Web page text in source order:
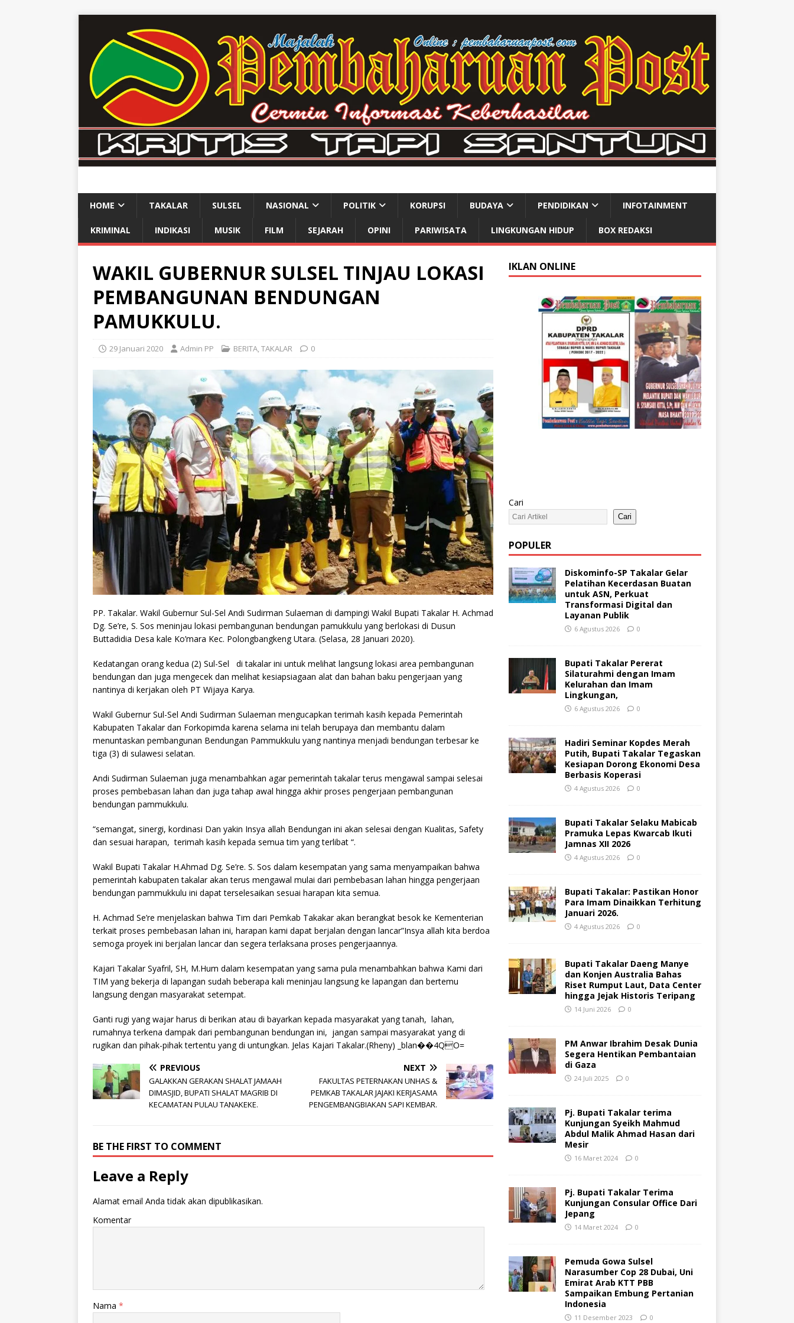
HOME TAKALAR SULSEL NASIONAL POLITIK KORUPSI BUDAYA PENDIDIKAN INFOTAINMENT
KRIMINAL INDIKASI MUSIK FILM SEJARAH OPINI PARIWISATA LINGKUNGAN HIDUP BOX REDAKSI
WAKIL GUBERNUR SULSEL TINJAU LOKASI
PEMBANGUNAN BENDUNGAN
PAMUKKULU.
29 Januari 2020 Admin PP BERITA TAKALAR 0
PP. Takalar. Wakil Gubernur Sul-Sel Andi Sudirman Sulaeman di dampingi Wakil Bupati Takalar H. Achmad
Dg. Se’re, S. Sos meninjau lokasi pembangunan bendungan pamukkulu yang berlokasi di Dusun
Buttadidia Desa kale Ko’mara Kec. Polongbangkeng Utara. (Selasa, 28 Januari 2020).
Kedatangan orang kedua (2) Sul-Sel di takalar ini untuk melihat langsung lokasi area pembangunan
bendungan dan juga mengecek dan melihat kesiapsiagaan alat dan bahan baku pengerjaan yang
nantinya di kerjakan oleh PT Wijaya Karya.
Wakil Gubernur Sul-Sel Andi Sudirman Sulaeman mengucapkan terimah kasih kepada Pemerintah
Kabupaten Takalar dan Forkopimda karena selama ini telah berupaya dan membantu dalam
menuntaskan pembangunan Bendungan Pammukkulu yang nantinya menjadi bendungan terbesar ke
tiga (3) di sulawesi selatan.
Andi Sudirman Sulaeman juga menambahkan agar pemerintah takalar terus mengawal sampai selesai
proses pembebasan lahan dan juga tahap awal hingga akhir proses pengerjaan pembangunan
bendungan pammukkulu.
“semangat, sinergi, kordinasi Dan yakin Insya allah Bendungan ini akan selesai dengan Kualitas, Safety
dan sesuai harapan, terimah kasih kepada semua tim yang terlibat “.
Wakil Bupati Takalar H.Ahmad Dg. Se’re. S. Sos dalam kesempatan yang sama menyampaikan bahwa
pemerintah kabupaten takalar akan terus mengawal mulai dari pembebasan lahan hingga pengerjaan
bendungan pammukkulu ini dapat terselesaikan sesuai harapan kita semua.
H. Achmad Se’re menjelaskan bahwa Tim dari Pemkab Takakar akan berangkat besok ke Kementerian
terkait proses pembebasan lahan ini, harapan kami dapat berjalan dengan lancar”Insya allah kita berdoa
semoga proyek ini berjalan lancar dan segera terlaksana proses pengerjaannya.
Kajari Takalar Syafril, SH, M.Hum dalam kesempatan yang sama pula menambahkan bahwa Kami dari
TIM yang bekerja di lapangan sudah beberapa kali meninjau langsung ke lapangan dan bertemu
langsung dengan masyarakat setempat.
Ganti rugi yang wajar harus di berikan atau di bayarkan kepada masyarakat yang tanah, lahan,
rumahnya terkena dampak dari pembangunan bendungan ini, jangan sampai masyarakat yang di
rugikan dan pihak-pihak tertentu yang di untungkan. Jelas Kajari Takalar.(Rheny) _blan��4QO=
PREVIOUS
GALAKKAN GERAKAN SHALAT JAMAAH
DIMASJID, BUPATI SHALAT MAGRIB DI
KECAMATAN PULAU TANAKEKE.
NEXT
FAKULTAS PETERNAKAN UNHAS &
PEMKAB TAKALAR JAJAKI KERJASAMA
PENGEMBANGBIAKAN SAPI KEMBAR.
BE THE FIRST TO COMMENT
Leave a Reply
Alamat email Anda tidak akan dipublikasikan.
Komentar
Nama *
IKLAN ONLINE
Cari
Cari
POPULER
Diskominfo-SP Takalar Gelar
Pelatihan Kecerdasan Buatan
untuk ASN, Perkuat
Transformasi Digital dan
Layanan Publik
6 Agustus 2026 0
Bupati Takalar Pererat
Silaturahmi dengan Imam
Kelurahan dan Imam
Lingkungan,
6 Agustus 2026 0
Hadiri Seminar Kopdes Merah
Putih, Bupati Takalar Tegaskan
Kesiapan Dorong Ekonomi Desa
Berbasis Koperasi
4 Agustus 2026 0
Bupati Takalar Selaku Mabicab
Pramuka Lepas Kwarcab Ikuti
Jamnas XII 2026
4 Agustus 2026 0
Bupati Takalar: Pastikan Honor
Para Imam Dinaikkan Terhitung
Januari 2026.
4 Agustus 2026 0
Bupati Takalar Daeng Manye
dan Konjen Australia Bahas
Riset Rumput Laut, Data Center
hingga Jejak Historis Teripang
14 Juni 2026 0
PM Anwar Ibrahim Desak Dunia
Segera Hentikan Pembantaian
di Gaza
24 Juli 2025 0
Pj. Bupati Takalar terima
Kunjungan Syeikh Mahmud
Abdul Malik Ahmad Hasan dari
Mesir
16 Maret 2024 0
Pj. Bupati Takalar Terima
Kunjungan Consular Office Dari
Jepang
14 Maret 2024 0
Pemuda Gowa Sulsel
Narasumber Cop 28 Dubai, Uni
Emirat Arab KTT PBB
Sampaikan Embung Pertanian
Indonesia
11 Desember 2023 0